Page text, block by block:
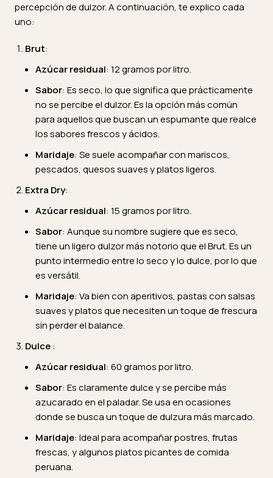
percepción de dulzor. A continuación, te explico cada
uno:
Brut:
Azúcar residual: 12 gramos por litro.
Sabor: Es seco, lo que significa que prácticamente
no se percibe el dulzor. Es la opción más común
para aquellos que buscan un espumante que realce
los sabores frescos y ácidos.
Maridaje: Se suele acompañar con mariscos,
pescados, quesos suaves y platos ligeros.
Extra Dry:
Azúcar residual: 15 gramos por litro.
Sabor: Aunque su nombre sugiere que es seco,
tiene un ligero dulzor más notorio que el Brut. Es un
punto intermedio entre lo seco y lo dulce, por lo que
es versátil.
Maridaje: Va bien con aperitivos, pastas con salsas
suaves y platos que necesiten un toque de frescura
sin perder el balance.
Dulce:
Azúcar residual: 60 gramos por litro.
Sabor: Es claramente dulce y se percibe más
azucarado en el paladar. Se usa en ocasiones
donde se busca un toque de dulzura más marcado.
Maridaje: Ideal para acompañar postres, frutas
frescas, y algunos platos picantes de comida
peruana.